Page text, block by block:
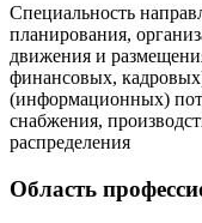
Специальность
планирования,
движения и
финансовых,
(информационных)
снабжения,
распределения
Область